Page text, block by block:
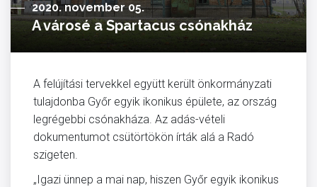
2020. november 05.
A városé a Spartacus csónakház
A felújítási tervekkel együtt került önkormányzati
tulajdonba Győr egyik ikonikus épülete, az ország
legrégebbi csónakháza. Az adás-vételi
dokumentumot csütörtökön írták alá a Radó
szigeten.
„Igazi ünnep a mai nap, hiszen Győr egyik ikonikus